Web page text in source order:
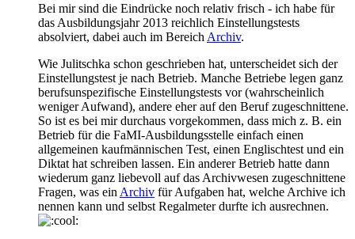
Bei mir sind die Eindrücke noch relativ frisch - ich habe für
das Ausbildungsjahr 2013 reichlich Einstellungstests
absolviert, dabei auch im Bereich Archiv.
Wie Julitschka schon geschrieben hat, unterscheidet sich der
Einstellungstest je nach Betrieb. Manche Betriebe legen ganz
berufsunspezifische Einstellungstests vor (wahrscheinlich
weniger Aufwand), andere eher auf den Beruf zugeschnittene.
So ist es bei mir durchaus vorgekommen, dass mich z. B. ein
Betrieb für die FaMI-Ausbildungsstelle einfach einen
allgemeinen kaufmännischen Test, einen Englischtest und ein
Diktat hat schreiben lassen. Ein anderer Betrieb hatte dann
wiederum ganz liebevoll auf das Archivwesen zugeschnittene
Fragen, was ein Archiv für Aufgaben hat, welche Archive ich
nennen kann und selbst Regalmeter durfte ich ausrechnen.